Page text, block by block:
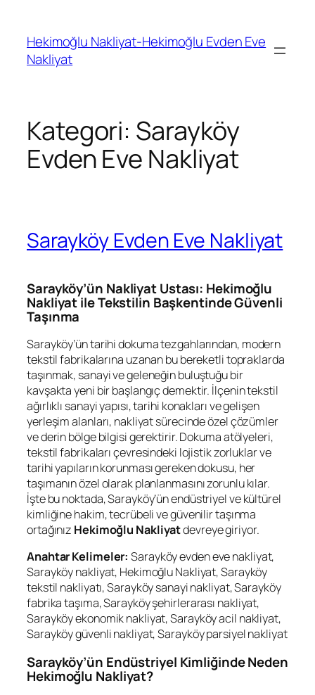
Hekimoğlu Nakliyat-Hekimoğlu Evden Eve
Nakliyat
Kategori: Sarayköy
Evden Eve Nakliyat
Sarayköy Evden Eve Nakliyat
Sarayköy’ün Nakliyat Ustası: Hekimoğlu
Nakliyat ile Tekstilin Başkentinde Güvenli
Taşınma
Sarayköy’ün tarihi dokuma tezgahlarından, modern
tekstil fabrikalarına uzanan bu bereketli topraklarda
taşınmak, sanayi ve geleneğin buluştuğu bir
kavşakta yeni bir başlangıç demektir. İlçenin tekstil
ağırlıklı sanayi yapısı, tarihi konakları ve gelişen
yerleşim alanları, nakliyat sürecinde özel çözümler
ve derin bölge bilgisi gerektirir. Dokuma atölyeleri,
tekstil fabrikaları çevresindeki lojistik zorluklar ve
tarihi yapıların korunması gereken dokusu, her
taşımanın özel olarak planlanmasını zorunlu kılar.
İşte bu noktada, Sarayköy’ün endüstriyel ve kültürel
kimliğine hakim, tecrübeli ve güvenilir taşınma
ortağınız Hekimoğlu Nakliyatdevreye giriyor.
Anahtar Kelimeler: Sarayköy evden eve nakliyat,
Sarayköy nakliyat, Hekimoğlu Nakliyat, Sarayköy
tekstil nakliyatı, Sarayköy sanayi nakliyat, Sarayköy
fabrika taşıma, Sarayköy şehirlerarası nakliyat,
Sarayköy ekonomik nakliyat, Sarayköy acil nakliyat,
Sarayköy güvenli nakliyat, Sarayköy parsiyel nakliyat
Sarayköy’ün Endüstriyel Kimliğinde Neden
Hekimoğlu Nakliyat?